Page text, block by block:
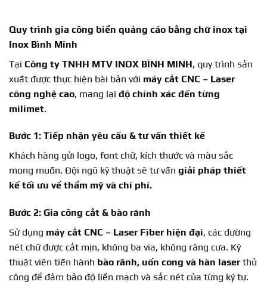
Quy trình gia công biển quảng cáo bằng chữ inox tại
Inox Bình Minh
Tại Công ty TNHH MTV INOX BÌNH MINH, quy trình sản
xuất được thực hiện bài bản với máy cắt CNC – Laser
công nghệ cao, mang lại độ chính xác đến từng
milimet.
Bước 1: Tiếp nhận yêu cầu & tư vấn thiết kế
Khách hàng gửi logo, font chữ, kích thước và màu sắc
mong muốn. Đội ngũ kỹ thuật sẽ tư vấn giải pháp thiết
kế tối ưu về thẩm mỹ và chi phí.
Bước 2: Gia công cắt & bào rãnh
Sử dụng máy cắt CNC – Laser Fiber hiện đại, các đường
nét chữ được cắt mịn, không ba via, không răng cưa. Kỹ
thuật viên tiến hành bào rãnh, uốn cong và hàn laserthủ
công để đảm bảo độ liền mạch và sắc nét của từng ký tự.